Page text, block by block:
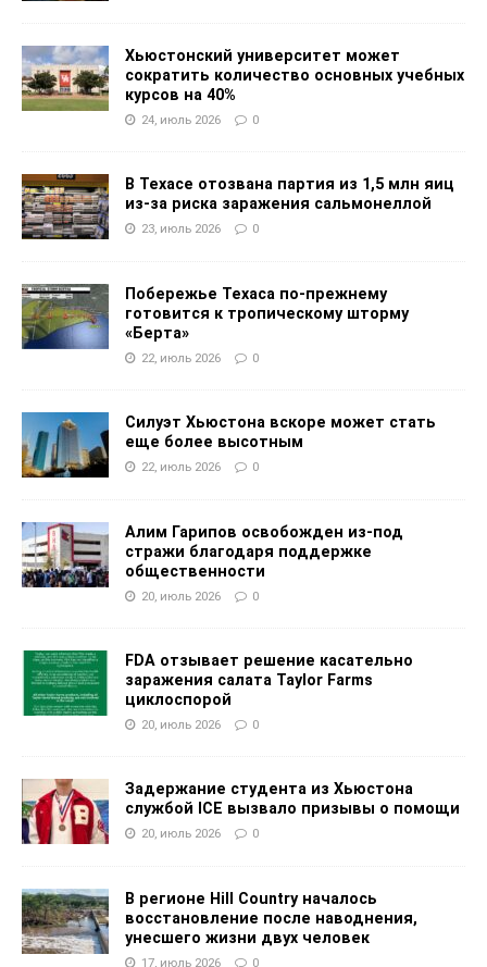
Хьюстонский университет может
сократить количество основных учебных
курсов на 40%
24, июль 2026 0
В Техасе отозвана партия из 1,5 млн яиц
из-за риска заражения сальмонеллой
23, июль 2026 0
Побережье Техаса по-прежнему
готовится к тропическому шторму
«Берта»
22, июль 2026 0
Силуэт Хьюстона вскоре может стать
еще более высотным
22, июль 2026 0
Алим Гарипов освобожден из-под
стражи благодаря поддержке
общественности
20, июль 2026 0
FDA отзывает решение касательно
заражения салата Taylor Farms
циклоспорой
20, июль 2026 0
Задержание студента из Хьюстона
службой ICE вызвало призывы о помощи
20, июль 2026 0
В регионе Hill Country началось
восстановление после наводнения,
унесшего жизни двух человек
17, июль 2026 0